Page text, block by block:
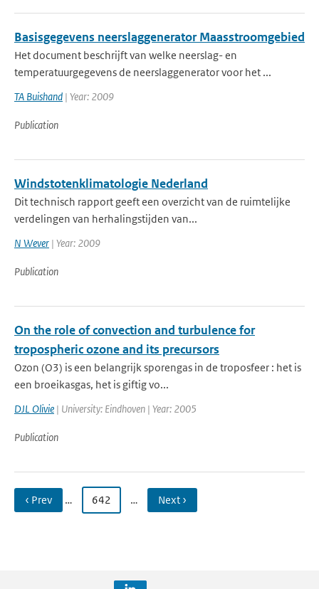
Basisgegevens neerslaggenerator Maasstroomgebied
Het document beschrijft van welke neerslag- en
temperatuurgegevens de neerslaggenerator voor het ...
TA Buishand | Year: 2009
Publication
Windstotenklimatologie Nederland
Dit technisch rapport geeft een overzicht van de ruimtelijke
verdelingen van herhalingstijden van...
N Wever | Year: 2009
Publication
On the role of convection and turbulence for
tropospheric ozone and its precursors
Ozon (O3) is een belangrijk sporengas in de troposfeer : het is
een broeikasgas, het is giftig vo...
DJL Olivie | University: Eindhoven | Year: 2005
Publication
‹ Prev … 642 … Next ›